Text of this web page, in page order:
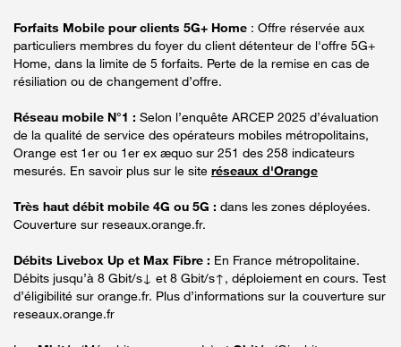
Forfaits Mobile pour clients 5G+ Home : Offre réservée aux
particuliers membres du foyer du client détenteur de l'offre 5G+
Home, dans la limite de 5 forfaits. Perte de la remise en cas de
résiliation ou de changement d’offre.
Réseau mobile N°1 : Selon l’enquête ARCEP 2025 d’évaluation
de la qualité de service des opérateurs mobiles métropolitains,
Orange est 1er ou 1er ex æquo sur 251 des 258 indicateurs
mesurés. En savoir plus sur le site réseaux d'Orange
Très haut débit mobile 4G ou 5G : dans les zones déployées.
Couverture sur reseaux.orange.fr.
Débits Livebox Up et Max Fibre : En France métropolitaine.
Débits jusqu’à 8 Gbit/s↓ et 8 Gbit/s↑, déploiement en cours. Test
d’éligibilité sur orange.fr. Plus d’informations sur la couverture sur
reseaux.orange.fr